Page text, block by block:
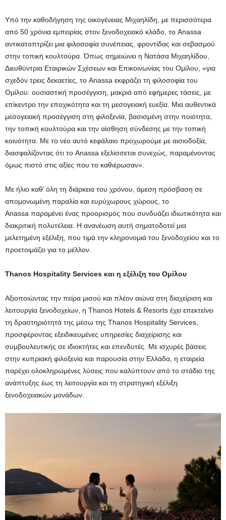
Υπό την καθοδήγηση της οικογένειας Μιχαηλίδη, με περισσότερα
από 50 χρόνια εμπειρίας στον ξενοδοχειακό κλάδο, το Anassa
αντικατοπτρίζει μια φιλοσοφία συνέπειας, φροντίδας και σεβασμού
στην τοπική κουλτούρα. Όπως σημειώνει η Νατάσα Μιχαηλίδου,
Διευθύντρια Εταιρικών Σχέσεων και Επικοινωνίας του Ομίλου, «για
σχεδόν τρεις δεκαετίες, το Anassa εκφράζει τη φιλοσοφία του
Ομίλου: ουσιαστική προσέγγιση, μακριά από εφήμερες τάσεις, με
επίκεντρο την εποχικότητα και τη μεσογειακή ευεξία. Μια αυθεντικά
μεσογειακή προσέγγιση στη φιλοξενία, βασισμένη στην ποιότητα,
την τοπική κουλτούρα και την αίσθηση σύνδεσης με την τοπική
κοινότητα. Με το νέο αυτό κεφάλαιο προχωρούμε με αισιοδοξία,
διασφαλίζοντας ότι το Anassa εξελίσσεται συνεχώς, παραμένοντας
όμως πιστό στις αξίες που το καθιέρωσαν».
Με ήλιο καθ’ όλη τη διάρκεια του χρόνου, άμεση πρόσβαση σε
απομονωμένη παραλία και ευρύχωρους χώρους, το
Anassa παραμένει ένας προορισμός που συνδυάζει ιδιωτικότητα και
διακριτική πολυτέλεια. Η ανανέωση αυτή σηματοδοτεί μια
μελετημένη εξέλιξη, που τιμά την κληρονομιά του ξενοδοχείου και το
προετοιμάζει για το μέλλον.
Thanos Hospitality Services και η εξέλιξη του Ομίλου
Αξιοποιώντας την πείρα μισού και πλέον αιώνα στη διαχείριση και
λειτουργία ξενοδοχείων, η Thanos Hotels & Resorts έχει επεκτείνει
τη δραστηριότητά της μέσω της Thanos Hospitality Services,
προσφέροντας εξειδικευμένες υπηρεσίες διαχείρισης και
συμβουλευτικής σε ιδιοκτήτες και επενδυτές. Με ισχυρές βάσεις
στην κυπριακή φιλοξενία και παρουσία στην Ελλάδα, η εταιρεία
παρέχει ολοκληρωμένες λύσεις που καλύπτουν από το στάδιο της
ανάπτυξης έως τη λειτουργία και τη στρατηγική εξέλιξη
ξενοδοχειακών μονάδων.